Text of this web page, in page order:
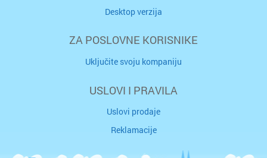
Desktop verzija
ZA POSLOVNE KORISNIKE
Uključite svoju kompaniju
USLOVI I PRAVILA
Uslovi prodaje
Reklamacije